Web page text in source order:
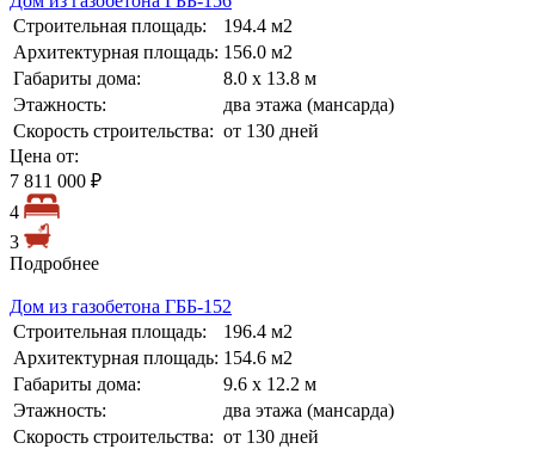
Строительная площадь:
194.4 м2
Архитектурная площадь: 156.0 м2
Габариты дома:
8.0 х 13.8 м
Этажность:
два этажа (мансарда)
Скорость строительства: от 130 дней
Цена от:
7 811 000 ₽
4
3
Подробнее
Дом из газобетона ГББ-152
Строительная площадь:
196.4 м2
Архитектурная площадь: 154.6 м2
Габариты дома:
9.6 х 12.2 м
Этажность:
два этажа (мансарда)
Скорость строительства: от 130 дней